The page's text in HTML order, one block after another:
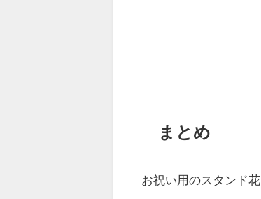
まとめ
お祝い用のスタンド